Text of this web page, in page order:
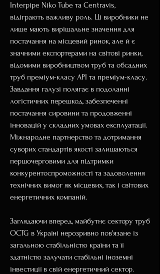
Interpipe Niko Tube та Centravis,
відіграють важливу роль. Ці виробники не
лише мають вирішальне значення для
постачання на місцевий ринок, але й є
значними експортерами на світові ринки,
відомими виробництвом труб та обсадних
труб преміум-класу API та преміум-класу.
Завдання галузі полягає в подоланні
логістичних перешкод, забезпеченні
постачання сировини та продовженні
інновацій у складних умовах експлуатації.
Міжнародне партнерство та дотримання
суворих стандартів якості залишаються
першочерговими для підтримки
конкурентоспроможності та задоволення
технічних вимог як місцевих, так і світових
енергетичних компаній.
Заглядаючи вперед, майбутнє сектору труб
OCTG в Україні нерозривно пов'язане із
загальною стабільністю країни та її
здатністю залучати стабільні іноземні
інвестиції в свій енергетичний сектор.